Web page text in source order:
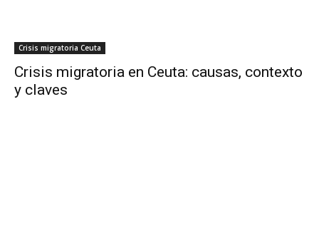
Crisis migratoria Ceuta
Crisis migratoria en Ceuta: causas, contexto
y claves